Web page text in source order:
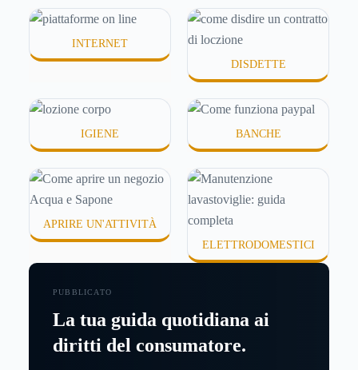
o difficili da assorbire.
INTERNET
DISDETTE
IGIENE BANCHE
APRIRE UN'ATTIVITÀ
ELETTRODOMESTICI
PUBBLICATO
La tua guida quotidiana ai
diritti del consumatore.